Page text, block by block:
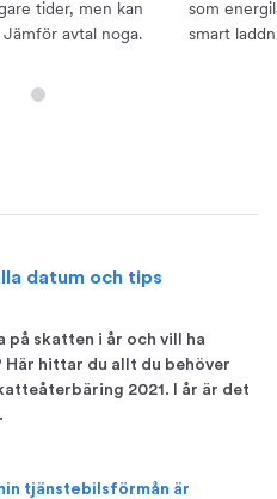
tider, men kan
avtal noga.
som
smart
datum och tips
skatten i år och vill ha
hittar du allt du behöver
2021. I år är det
tjänstebilsförmån är